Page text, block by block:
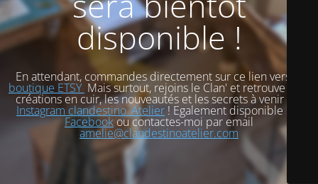
disponible !
En attendant, commandes directement sur ce lien vers
boutique ETSY Mais surtout, rejoins le Clan' et retrouve mes
créations en cuir, les nouveautés et les secrets à venir sur
Instagram clandestino_Atelier ! Egalement disponible sur
Facebook ou contactes-moi par email
amelie@clandestinoatelier.com